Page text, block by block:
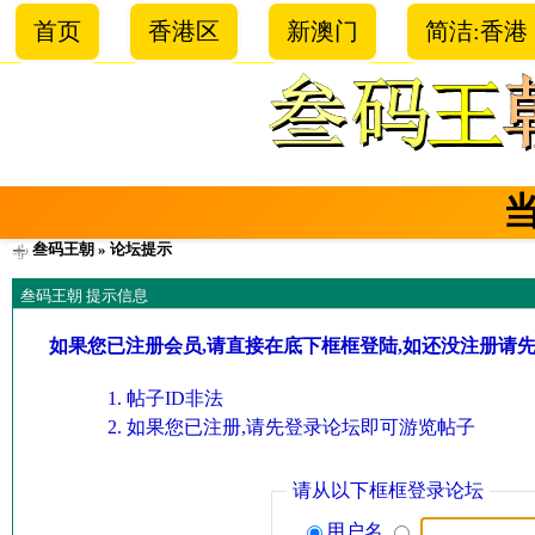
首页 香港区 新澳门 简洁:香港
叁码王朝 » 论坛提示
叁码王朝 提示信息
如果您已注册会员,请直接在底下框框登陆,如还没注册请
帖子ID非法
如果您已注册,请先登录论坛即可游览帖子
请从以下框框登录论坛
用户名